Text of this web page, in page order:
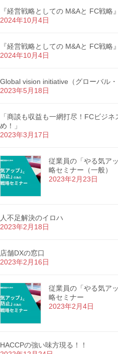
『経営戦略としての M&Aと FC戦略
2024年10月4日
『経営戦略としての M&Aと FC戦略
2024年10月4日
Global vision initiative（グローバル
2023年5月18日
「商談も収益も一網打尽！FCビジ
め！」
2023年3月17日
従業員の「やる気ア
略セミナー（一般）
2023年2月23日
人不足解決のイロハ
2023年2月18日
店舗DXの窓口
2023年2月16日
従業員の「やる気ア
略セミナー
2023年2月4日
HACCPの強い味方現る！！